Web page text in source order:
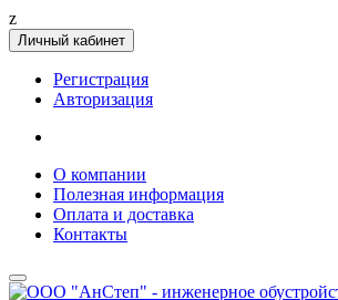
z
Личный кабинет
Регистрация
Авторизация
О компании
Полезная информация
Оплата и доставка
Контакты